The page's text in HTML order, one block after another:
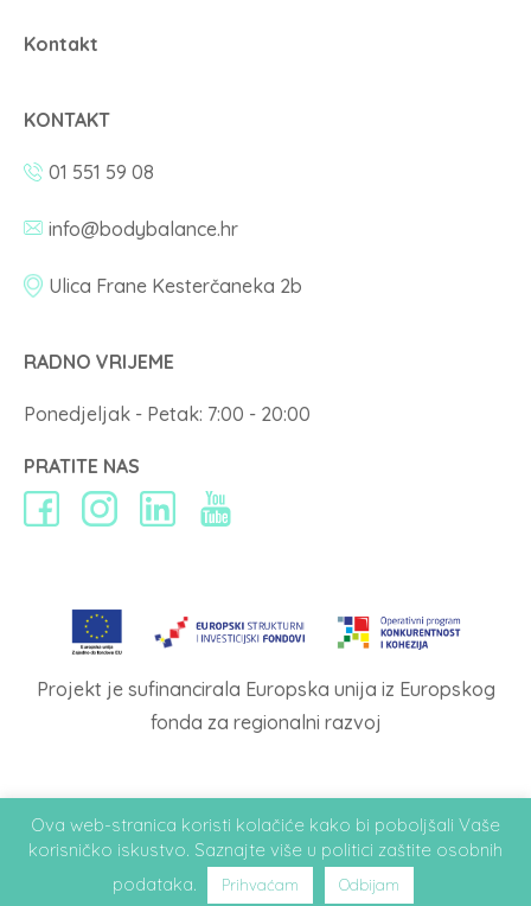
Kontakt
KONTAKT
01 551 59 08
info@bodybalance.hr
Ulica Frane Kesterčaneka 2b
RADNO VRIJEME
Ponedjeljak - Petak: 7:00 - 20:00
PRATITE NAS
Projekt je sufinancirala Europska unija iz Europskog
fonda za regionalni razvoj
Design & Hosting:PLAVI PIXEL - Copyright © 2026. Poliklinika Medical
Body Balance
Ova web-stranica koristi kolačiće kako bi poboljšali Vaše
korisničko iskustvo. Saznajte više u politici zaštite osobnih
podataka. Prihvaćam Odbijam